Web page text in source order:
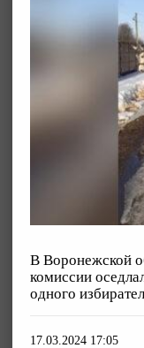
В Воронежской
комиссии
одного
17.03.2024 17:05